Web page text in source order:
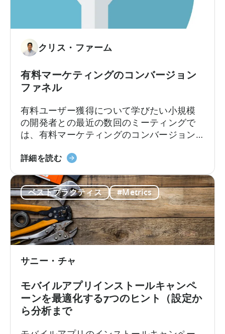
て
予
方
法
クリス・ファーム
有料マーケティングのコンバージョン
ファネル
有料ユーザー獲得について学びたい小規模
の開発者との最近の数回のミーティングで
は、有料マーケティングのコンバージョン
な概念のように思えますが、マーケターが
は、おそらく理解すべき最も重要な概念で
しょう。このスライドは、コンバージョン
ファネルについてまとめたものです。
詳細を読む有
マ
ー
ケ
テ
ィ
ン
の
ン
バ
ー
ベストプラクティス #Metrics
サニー・チャ
モバイルアプリインストールキャンペ
ーンを最適化する7つのヒント（設定か
ら分析まで